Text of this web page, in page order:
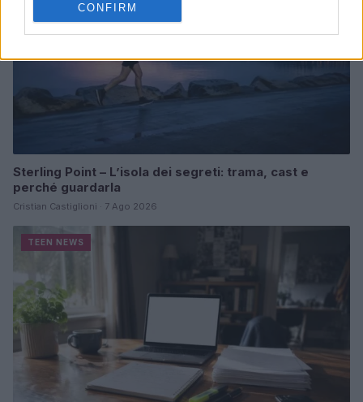
CONFIRM
Sterling Point – L’isola dei segreti: trama, cast e
perché guardarla
Cristian Castiglioni · 7 Ago 2026
TEEN NEWS